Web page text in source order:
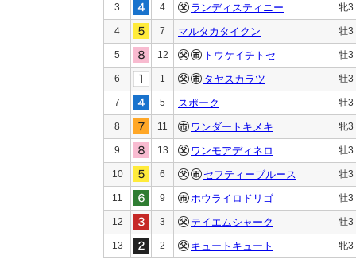
3 4 ランディスティニー 牝3
4 7 マルタカタイクン 牡3
5 12 トウケイチトセ 牡3
6 1 タヤスカラツ 牡3
7 5 スポーク 牡3
8 11 ワンダートキメキ 牝3
9 13 ワンモアディネロ 牡3
10 6 セフティーブルース 牡3
11 9 ホウライロドリゴ 牡3
12 3 テイエムシャーク 牡3
13 2 キュートキュート 牝3